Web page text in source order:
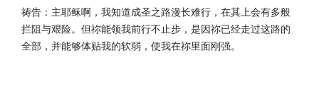
祷告：主耶稣啊，我知道成圣之路漫长难行，在其上会有多般
拦阻与艰险。但祢能领我前行不止步，是因祢已经走过这路的
全部，并能够体贴我的软弱，使我在祢里面刚强。